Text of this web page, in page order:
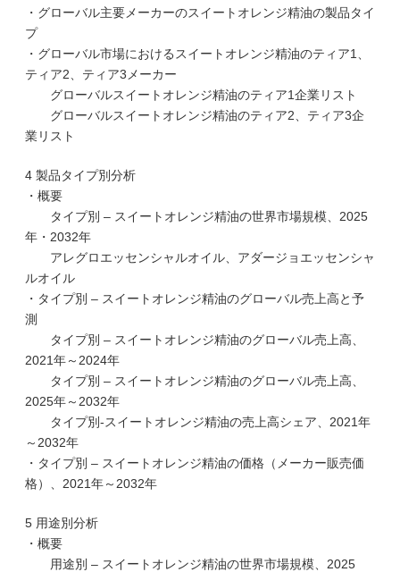
・グローバル主要メーカーのスイートオレンジ精油の製品タイ
プ
・グローバル市場におけるスイートオレンジ精油のティア1、
ティア2、ティア3メーカー
グローバルスイートオレンジ精油のティア1企業リスト
グローバルスイートオレンジ精油のティア2、ティア3企
業リスト
4 製品タイプ別分析
・概要
タイプ別 – スイートオレンジ精油の世界市場規模、2025
年・2032年
アレグロエッセンシャルオイル、アダージョエッセンシャ
ルオイル
・タイプ別 – スイートオレンジ精油のグローバル売上高と予
測
タイプ別 – スイートオレンジ精油のグローバル売上高、
2021年～2024年
タイプ別 – スイートオレンジ精油のグローバル売上高、
2025年～2032年
タイプ別-スイートオレンジ精油の売上高シェア、2021年
～2032年
・タイプ別 – スイートオレンジ精油の価格（メーカー販売価
格）、2021年～2032年
5 用途別分析
・概要
用途別 – スイートオレンジ精油の世界市場規模、2025